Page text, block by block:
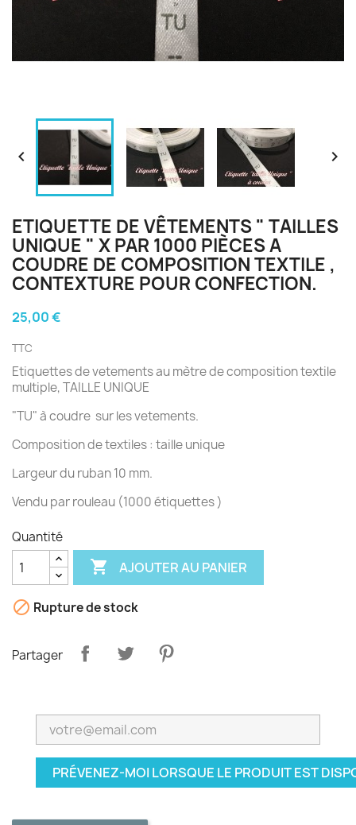
 
ETIQUETTE DE VÊTEMENTS " TAILLES
UNIQUE " X PAR 1000 PIÈCES A
COUDRE DE COMPOSITION TEXTILE ,
CONTEXTURE POUR CONFECTION.
25,00 €
TTC
Etiquettes de vetements au mètre de composition textile
multiple, TAILLE UNIQUE
"TU" à coudre sur les vetements.
Composition de textiles : taille unique
Largeur du ruban 10 mm.
Vendu par rouleau (1000 étiquettes )
Quantité
 AJOUTER AU PANIER
 Rupture de stock
Partager
PRÉVENEZ-MOI LORSQUE LE PRODUIT EST